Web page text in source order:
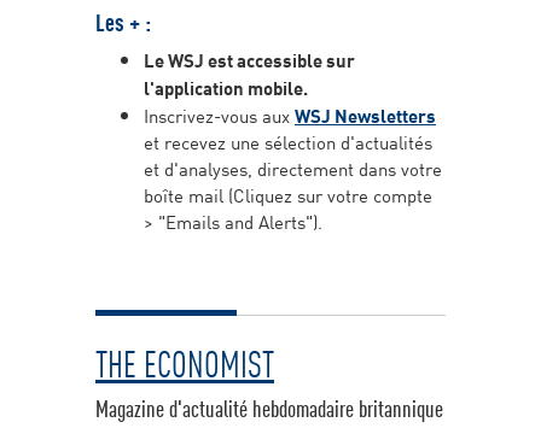
Les + :
Le WSJ est accessible sur
l'application mobile.
Inscrivez-vous auxWSJ Newsletters
et recevez une sélection d'actualités
et d'analyses, directement dans votre
boîte mail (Cliquez sur votre compte
> "Emails and Alerts").
THE ECONOMIST
Magazine d'actualité hebdomadaire britannique